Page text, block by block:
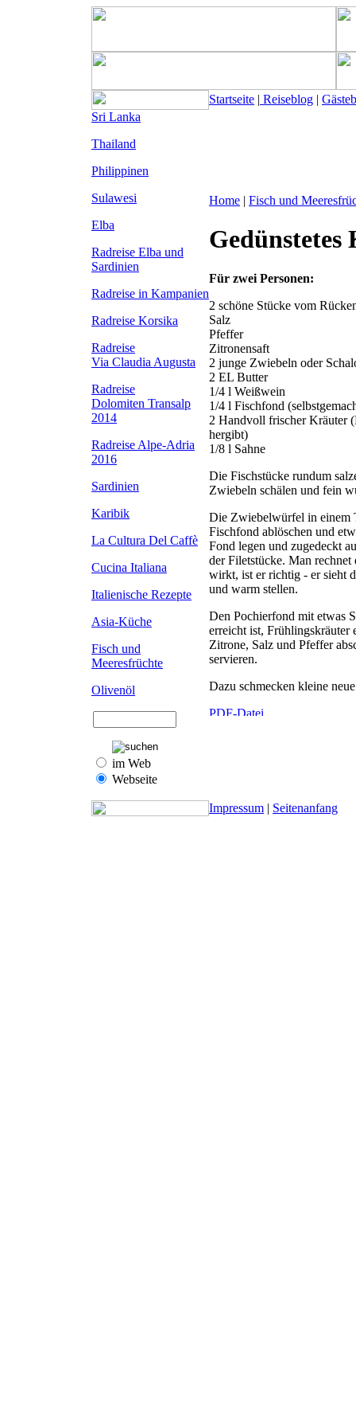
Startseite | Reiseblog |
Sri Lanka
Thailand
Philippinen
Sulawesi
Elba
Radreise Elba und
Sardinien
Radreise in Kampanien
Radreise Korsika
Radreise
Via Claudia Augusta
Radreise
Dolomiten Transalp
2014
Radreise Alpe-Adria
2016
Sardinien
Karibik
La Cultura Del Caffè
Cucina Italiana
Italienische Rezepte
Asia-Küche
Fisch und
Meeresfrüchte
Olivenöl
im Web
Webseite
Home | Fisch und
Für zwei Personen:
2 schöne Stücke vom
Salz
Pfeffer
Zitronensaft
2 junge Zwiebeln oder
2 EL Butter
1/4 l Weißwein
1/4 l Fischfond
2 Handvoll frischer Kräuter
hergibt)
1/8 l Sahne
Die Fischstücke rundum
Zwiebeln schälen und fein
Die Zwiebelwürfel in einem
Fischfond ablöschen und
Fond legen und zugedeckt
der Filetstücke. Man
wirkt, ist er richtig - er sieht
und warm stellen.
Den Pochierfond mit etwas
erreicht ist, Frühlingskräuter
Zitrone, Salz und Pfeffer
servieren.
Dazu schmecken kleine
Impressum | Seitenanfang